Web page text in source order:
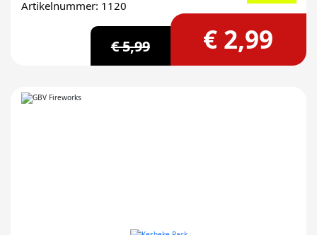
Artikelnummer: 1120
€ 5,99 € 2,99